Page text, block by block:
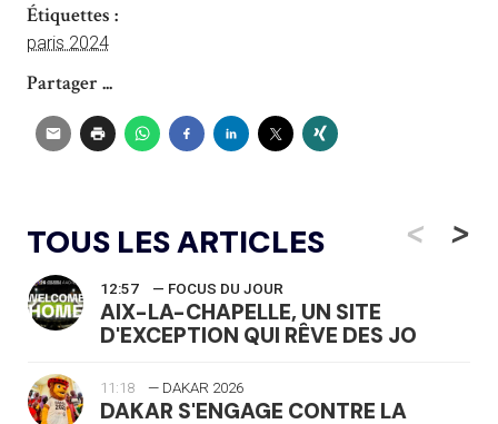
Étiquettes :
paris 2024
Partager ...
TOUS LES ARTICLES <
12:57 — FOCUS DU JOUR
AIX-LA-CHAPELLE, UN SITE
D'EXCEPTION QUI RÊVE DES JO
11:18 — DAKAR 2026
DAKAR S'ENGAGE CONTRE LA
>